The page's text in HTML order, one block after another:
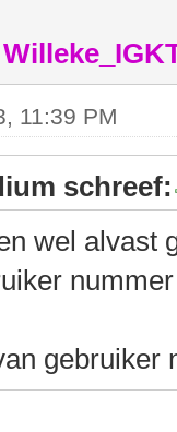
11:39 PM
schreef:
wel alvast
gebruiker